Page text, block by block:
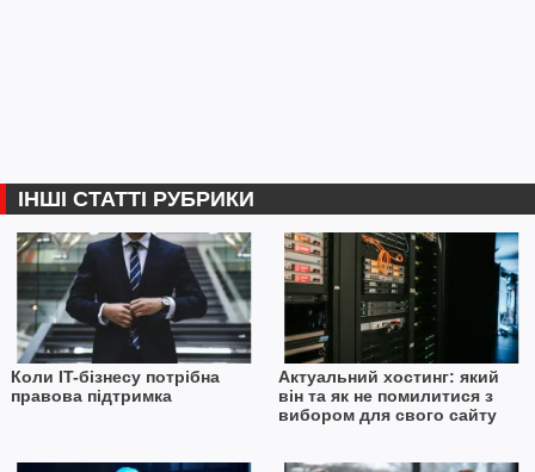
ІНШІ СТАТТІ РУБРИКИ
Коли IT-бізнесу потрібна
правова підтримка
Актуальний хостинг: який
він та як не помилитися з
вибором для свого сайту